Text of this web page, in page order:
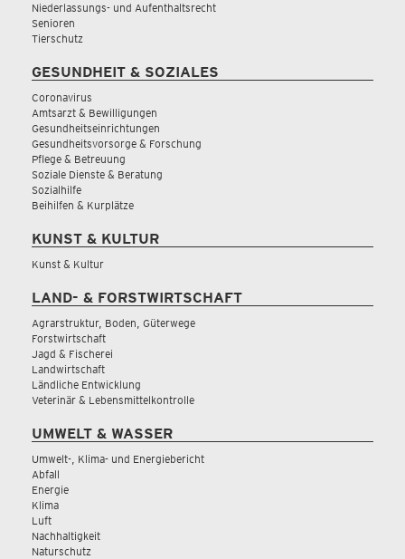
Niederlassungs- und Aufenthaltsrecht
Senioren
Tierschutz
GESUNDHEIT & SOZIALES
Coronavirus
Amtsarzt & Bewilligungen
Gesundheitseinrichtungen
Gesundheitsvorsorge & Forschung
Pflege & Betreuung
Soziale Dienste & Beratung
Sozialhilfe
Beihilfen & Kurplätze
KUNST & KULTUR
Kunst & Kultur
LAND- & FORSTWIRTSCHAFT
Agrarstruktur, Boden, Güterwege
Forstwirtschaft
Jagd & Fischerei
Landwirtschaft
Ländliche Entwicklung
Veterinär & Lebensmittelkontrolle
UMWELT & WASSER
Umwelt-, Klima- und Energiebericht
Abfall
Energie
Klima
Luft
Nachhaltigkeit
Naturschutz